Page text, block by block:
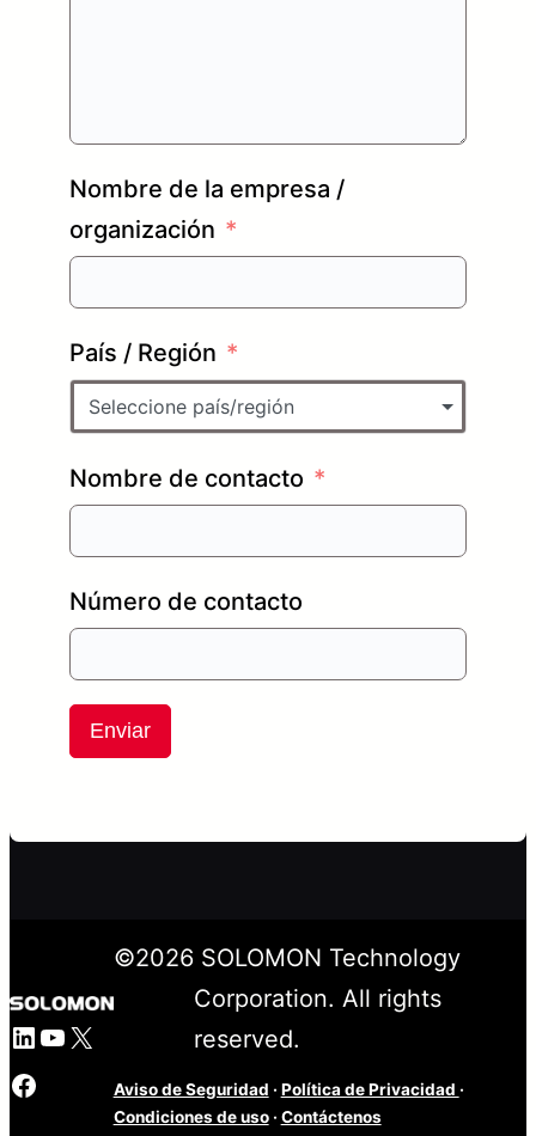
Nombre de la empresa /
organización
País / Región
Seleccione país/región
Nombre de contacto
Número de contacto
Enviar
LinkedIn
YouTube
X
©2026SOLOMON Technology
Corporation. All rights
reserved.
Aviso de Seguridad · Política de Privacidad ·
Condiciones de uso· Contáctenos